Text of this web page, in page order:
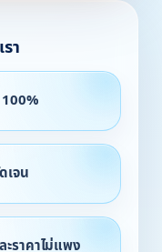
า
เจน
ะราคาไม่แพง